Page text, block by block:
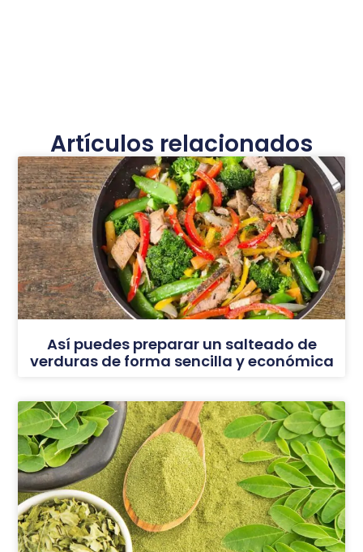
Artículos relacionados
Así puedes preparar un salteado de
verduras de forma sencilla y económica